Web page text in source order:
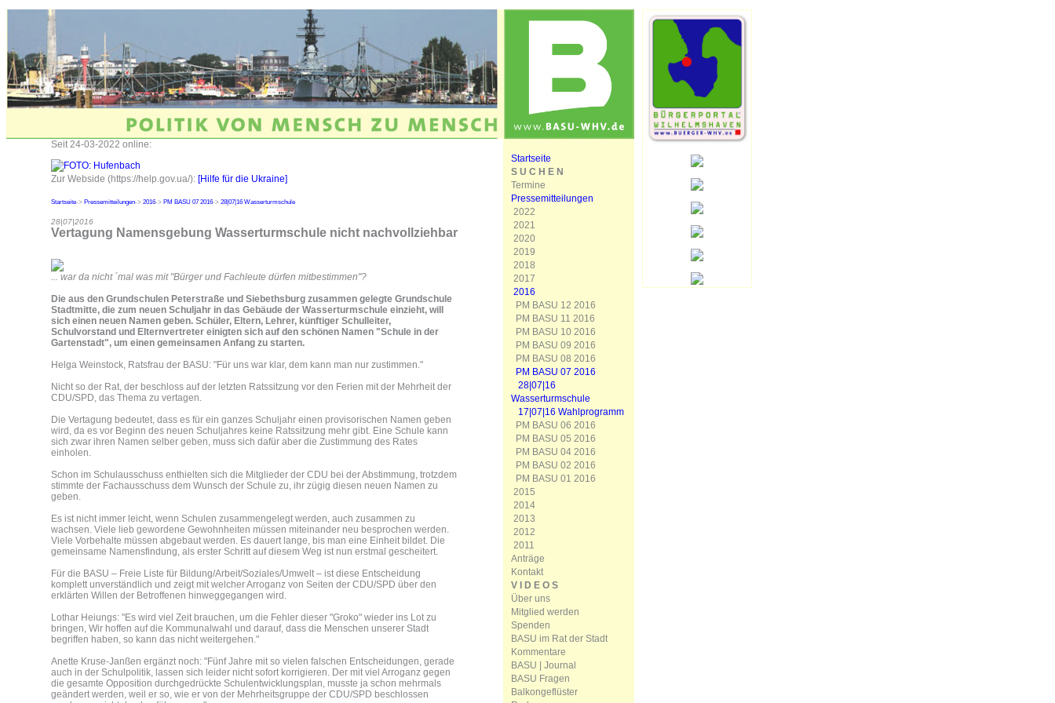
Seit 24-03-2022 online:
Zur Webside (https://help.gov.ua/): [Hilfe für die Ukraine]
Startseite-> Pressemitteilungen-> 2016-> PM BASU 07 2016-> 28|07|16 Wasserturmschule
28|07|2016
Vertagung Namensgebung Wasserturmschule nicht nachvollziehbar
... war da nicht ´mal was mit "Bürger und Fachleute dürfen mitbestimmen"?
Die aus den Grundschulen Peterstraße und Siebethsburg zusammen gelegte Grundschule
Stadtmitte, die zum neuen Schuljahr in das Gebäude der Wasserturmschule einzieht, will
sich einen neuen Namen geben. Schüler, Eltern, Lehrer, künftiger Schulleiter,
Schulvorstand und Elternvertreter einigten sich auf den schönen Namen "Schule in der
Gartenstadt", um einen gemeinsamen Anfang zu starten.
Helga Weinstock, Ratsfrau der BASU: "Für uns war klar, dem kann man nur zustimmen."
Nicht so der Rat, der beschloss auf der letzten Ratssitzung vor den Ferien mit der Mehrheit der
CDU/SPD, das Thema zu vertagen.
Die Vertagung bedeutet, dass es für ein ganzes Schuljahr einen provisorischen Namen geben
wird, da es vor Beginn des neuen Schuljahres keine Ratssitzung mehr gibt. Eine Schule kann
sich zwar ihren Namen selber geben, muss sich dafür aber die Zustimmung des Rates
einholen.
Schon im Schulausschuss enthielten sich die Mitglieder der CDU bei der Abstimmung, trotzdem
stimmte der Fachausschuss dem Wunsch der Schule zu, ihr zügig diesen neuen Namen zu
geben.
Es ist nicht immer leicht, wenn Schulen zusammengelegt werden, auch zusammen zu
wachsen. Viele lieb gewordene Gewohnheiten müssen miteinander neu besprochen werden.
Viele Vorbehalte müssen abgebaut werden. Es dauert lange, bis man eine Einheit bildet. Die
gemeinsame Namensfindung, als erster Schritt auf diesem Weg ist nun erstmal gescheitert.
Für die BASU – Freie Liste für Bildung/Arbeit/Soziales/Umwelt – ist diese Entscheidung
komplett unverständlich und zeigt mit welcher Arroganz von Seiten der CDU/SPD über den
erklärten Willen der Betroffenen hinweggegangen wird.
Lothar Heiungs: "Es wird viel Zeit brauchen, um die Fehler dieser "Groko" wieder ins Lot zu
bringen, Wir hoffen auf die Kommunalwahl und darauf, dass die Menschen unserer Stadt
begriffen haben, so kann das nicht weitergehen."
Anette Kruse-Janßen ergänzt noch: "Fünf Jahre mit so vielen falschen Entscheidungen, gerade
auch in der Schulpolitik, lassen sich leider nicht sofort korrigieren. Der mit viel Arroganz gegen
die gesamte Opposition durchgedrückte Schulentwicklungsplan, musste ja schon mehrmals
geändert werden, weil er so, wie er von der Mehrheitsgruppe der CDU/SPD beschlossen
Startseite
S U C H E N
Termine
Pressemitteilungen
2022
2021
2020
2019
2018
2017
2016
PM BASU 12 2016
PM BASU 11 2016
PM BASU 10 2016
PM BASU 09 2016
PM BASU 08 2016
PM BASU 07 2016
28|07|16
Wasserturmschule
17|07|16 Wahlprogramm
PM BASU 06 2016
PM BASU 05 2016
PM BASU 04 2016
PM BASU 02 2016
PM BASU 01 2016
2015
2014
2013
2012
2011
Anträge
Kontakt
V I D E O S
Über uns
Mitglied werden
Spenden
BASU im Rat der Stadt
Kommentare
BASU | Journal
BASU Fragen
Balkongeflüster